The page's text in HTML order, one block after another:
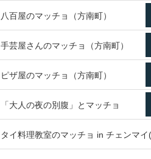
八百屋のマッチョ（方南町）
手芸屋さんのマッチョ（方南町）
ピザ屋のマッチョ（方南町）
「大人の夜の別腹」とマッチョ
タイ料理教室のマッチョ in チェンマイ